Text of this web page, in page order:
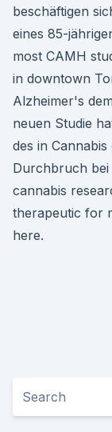
beschäftigen
eines 85-
most CAMH
in downtown
Alzheimer's
neuen Studie
des in
Durchbruch bei
cannabis
therapeutic for
here.